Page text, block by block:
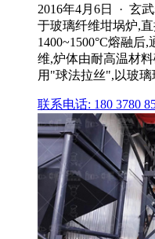
2016年4月6日 · 玄
于玻璃纤维坩埚炉,
1400~1500°C熔融
维,炉体由耐高温材
用"球法拉丝",以玻璃
联系电话: 180 3780